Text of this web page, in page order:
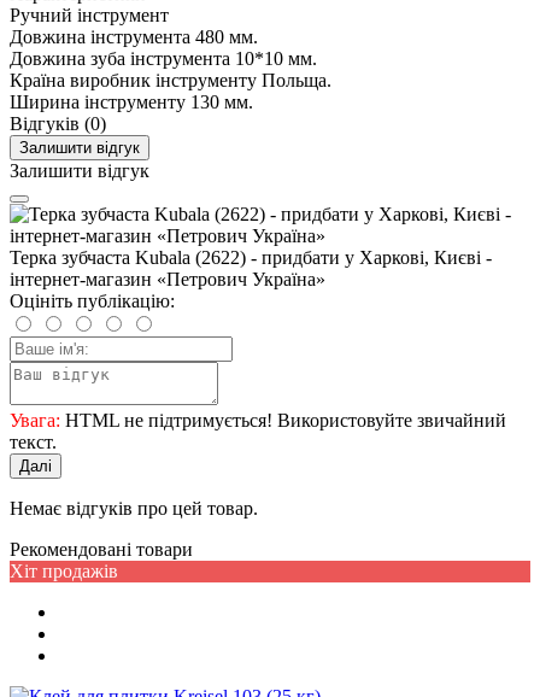
Ручний інструмент
Довжина інструмента 480 мм.
Довжина зуба інструмента 10*10 мм.
Країна виробник інструменту Польща.
Ширина інструменту 130 мм.
Відгуків (0)
Залишити відгук
Залишити відгук
Терка зубчаста Kubala (2622) - придбати у Харкові, Києві -
інтернет-магазин «Петрович Україна»
Оцініть публікацію:
Увага: HTML не підтримується! Використовуйте звичайний
текст.
Далі
Немає відгуків про цей товар.
Рекомендовані товари
Хіт продажів